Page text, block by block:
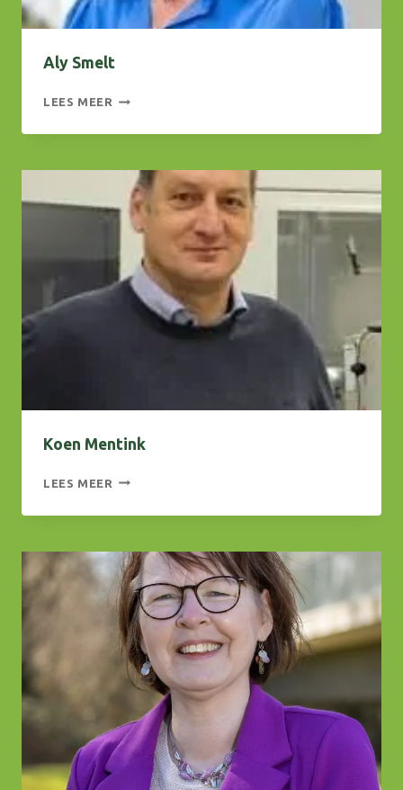
Aly Smelt
LEES MEER ALY
Koen Mentink
LEES MEER KOEN